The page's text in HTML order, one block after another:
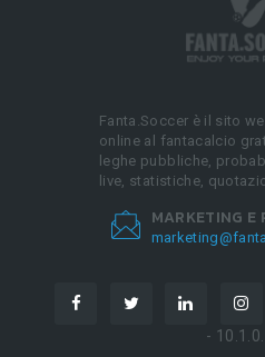
Fanta.Soccer è il sito
online al fantacalcio
leghe pubbliche,
live, statistiche,
MARKETING E
-